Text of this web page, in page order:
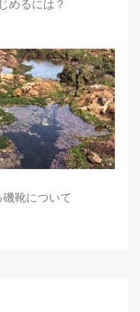
めるには？
靴について